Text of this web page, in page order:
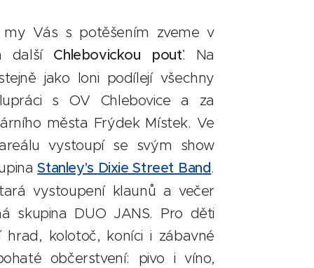
Vás s potěšením zveme v
Chlebovickou pouť. Na
jako loni podílejí všechny
s OV Chlebovice a za
města Frýdek Místek. Ve
vystoupí se svým show
Stanley's Dixie Street Band.
vystoupení klaunů a večer
skupina DUO JANS. Pro děti
kolotoč, koníci i zábavné
občerstvení: pivo i víno,